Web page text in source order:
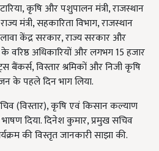
कृषि और पशुपालन मंत्री, राजस्थान
मंत्री, सहकारिता विभाग, राजस्थान
केंद्र सरकार, राज्य सरकार और
वरिष्ठ अधिकारियों और लगभग 15 हजार
बैंकर्स, विस्तार श्रमिकों और निजी कृषि
के पहले दिन भाग लिया.
(विस्तार), कृषि एवं किसान कल्याण
दिया. दिनेश कुमार, प्रमुख सचिव
की विस्तृत जानकारी साझा की.